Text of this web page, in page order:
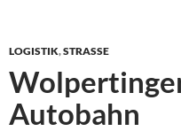
LOGISTIK,STRASSE
Autobahn